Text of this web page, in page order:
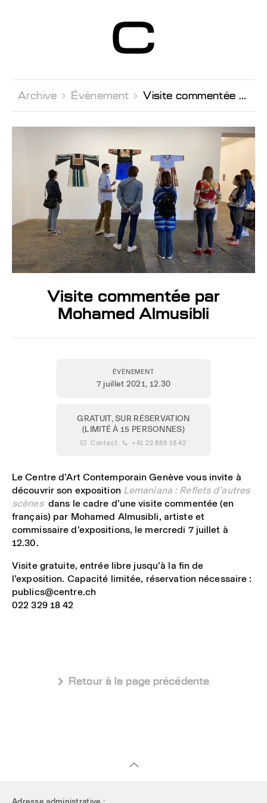
Contemporain
Genève
Archive  Évènement  Visite commentée par Mohamed Almusibli
Visite commentée par
Mohamed Almusibli
ÉVÈNEMENT
7 juillet 2021, 12.30
GRATUIT, SUR RÉSERVATION
(LIMITÉ À 15 PERSONNES)
 Contact  +41 22 888 18 42
Le Centre d’Art Contemporain Genève vous invite à
découvrir son exposition Lemaniana : Reflets d’autres
scènes dans le cadre d’une visite commentée (en
français) par Mohamed Almusibli, artiste et
commissaire d’expositions, le mercredi 7 juillet à
12.30.
Visite gratuite, entrée libre jusqu’à la fin de
l’exposition. Capacité limitée, réservation nécessaire :
publics@centre.ch
022 329 18 42
 Retour à la page précédente